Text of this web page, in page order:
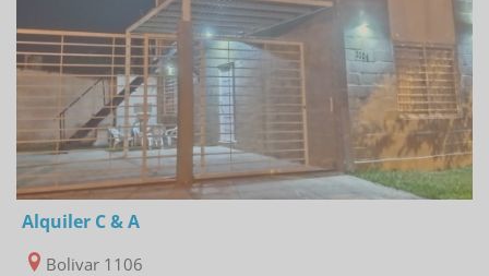
10/03/2023
Alquiler C & A
Bolivar 1106